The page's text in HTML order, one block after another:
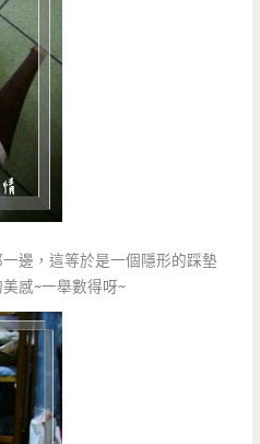
邊，這等於是一個隱形的踩墊
感~一舉數得呀~